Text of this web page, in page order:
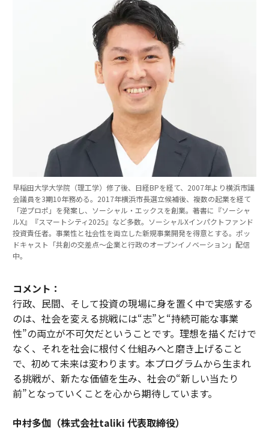
早稲田大学大学院（理工学）修了後、日経BPを経て、2007年より横浜市議
会議員を3期10年務める。2017年横浜市長選立候補後、複数の起業を経て
「逆プロポ」を発案し、ソーシャル・エックスを創業。著書に『ソーシャ
ルX』『スマートシティ2025』など多数。ソーシャルXインパクトファンド
投資責任者。事業性と社会性を両立した新規事業開発を得意とする。ポッ
ドキャスト「共創の交差点〜企業と行政のオープンイノベーション」配信
中。
コメント：
行政、民間、そして投資の現場に身を置く中で実感する
のは、社会を変える挑戦には“志”と“持続可能な事業
性”の両立が不可欠だということです。理想を描くだけで
なく、それを社会に根付く仕組みへと磨き上げること
で、初めて未来は変わります。本プログラムから生まれ
る挑戦が、新たな価値を生み、社会の“新しい当たり
前”となっていくことを心から期待しています。
中村多伽（株式会社taliki 代表取締役）